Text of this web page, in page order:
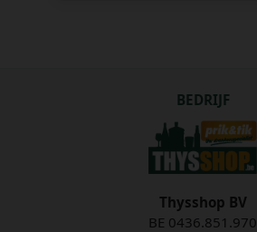
BEDRIJF
Thysshop BV
BE 0436.851.970